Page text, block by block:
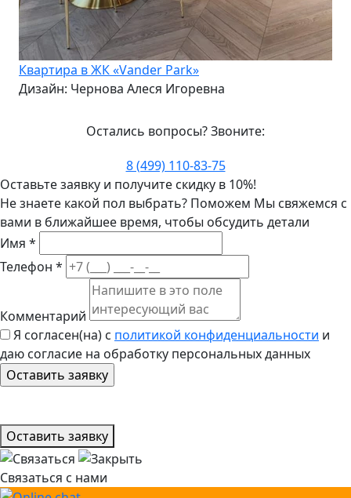
Квартира в ЖК «Vander Park»
Дизайн: Чернова Алеся Игоревна
Остались вопросы? Звоните:
8 (499) 110-83-75
Оставьте заявку и получите скидку в 10%!
Не знаете какой пол выбрать? Поможем Мы свяжемся с
вами в ближайшее время, чтобы обсудить детали
Имя *
Телефон *
Комментарий
Я согласен(на) с политикой конфиденциальности и
даю согласие на обработку персональных данных
Оставить заявку
Связаться с нами